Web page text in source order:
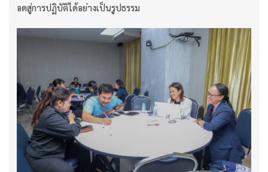
อดสู่การปฏิบัติได้อย่างเป็นรูปธรรม